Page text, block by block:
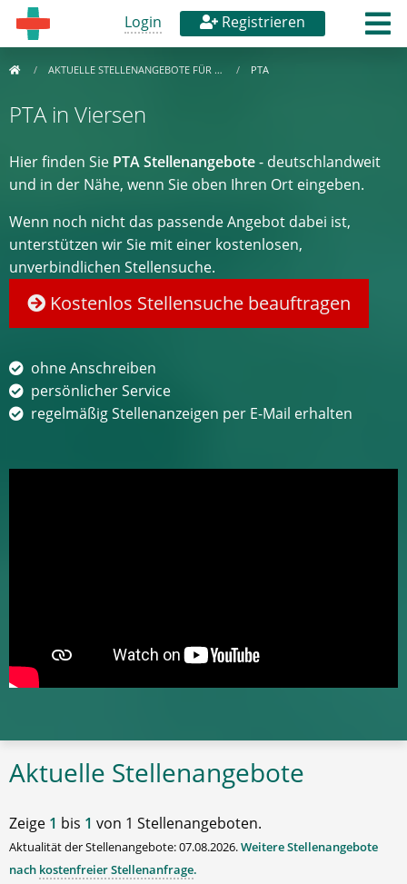
Login Registrieren
AKTUELLE STELLENANGEBOTE FÜR … PTA
PTA in Viersen
Hier finden Sie PTA Stellenangebote- deutschlandweit
und in der Nähe, wenn Sie oben Ihren Ort eingeben.
Wenn noch nicht das passende Angebot dabei ist,
unterstützen wir Sie mit einer kostenlosen,
unverbindlichen Stellensuche.
Kostenlos Stellensuche beauftragen
ohne Anschreiben
persönlicher Service
regelmäßig Stellenanzeigen per E-Mail erhalten
Aktuelle Stellenangebote
Zeige 1 bis 1 von 1 Stellenangeboten.
Aktualität der Stellenangebote: 07.08.2026.Weitere Stellenangebote
nach kostenfreier Stellenanfrage.